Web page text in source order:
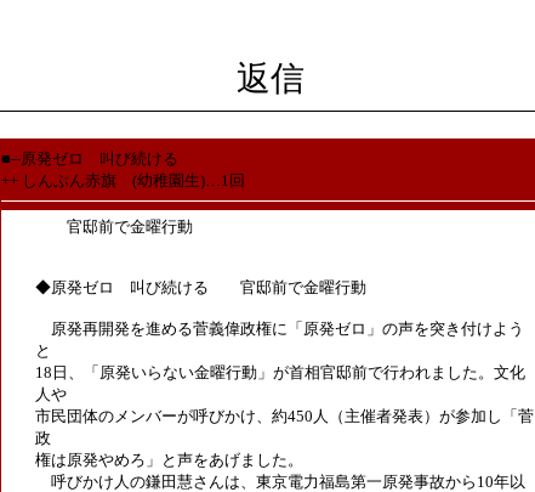
返信
■--原発ゼロ 叫び続ける
++ しんぶん赤旗 (幼稚園生)…1回
官邸前で金曜行動
◆原発ゼロ 叫び続ける 官邸前で金曜行動
原発再開発を進める菅義偉政権に「原発ゼロ」の声を突き付けよう
と
18日、「原発いらない金曜行動」が首相官邸前で行われました。文化
人
市民団体のメンバーが呼びかけ、約450人（主催者発表）が参加し「菅
政
権は原発やめろ」と声をあげました。
呼びかけ人の鎌田慧さんは、東京電力福島第一原発事故から10年以